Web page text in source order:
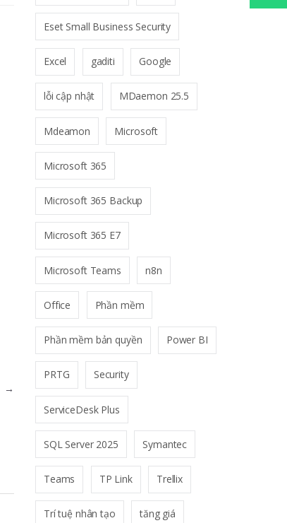
→
Eset Small Business Security
Excel gaditi Google
lỗi cập nhật MDaemon 25.5
Mdeamon Microsoft
Microsoft 365
Microsoft 365 Backup
Microsoft 365 E7
Microsoft Teams n8n
Office Phần mềm
Phần mềm bản quyền Power BI
PRTG Security
ServiceDesk Plus
SQL Server 2025 Symantec
Teams TP Link Trellix
Trí tuệ nhân tạo tăng giá